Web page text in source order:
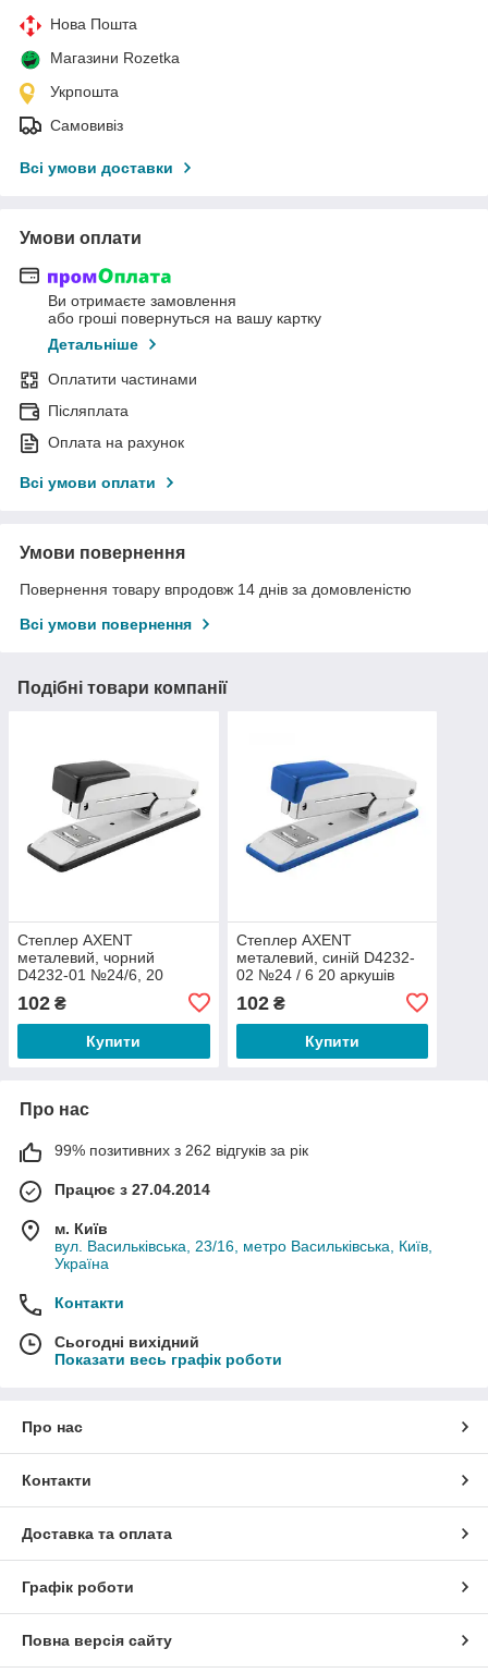
Нова Пошта
Магазини Rozetka
Укрпошта
Самовивіз
Всі умови доставки
Умови оплати
Ви отримаєте замовлення
або гроші повернуться на вашу картку
Детальніше
Оплатити частинами
Післяплата
Оплата на рахунок
Всі умови оплати
Умови повернення
Повернення товару впродовж 14 днів за домовленістю
Всі умови повернення
Подібні товари компанії
Степлер AXENT
металевий, чорний
D4232-01 №24/6, 20
102 ₴
Купити
Степлер AXENT
металевий, синій D4232-
02 №24 / 6 20 аркушів
102₴
Купити
Про нас
99% позитивних з 262 відгуків за рік
Працює з 27.04.2014
м. Київ
вул. Васильківська, 23/16, метро Васильківська, Київ,
Україна
Контакти
Сьогодні вихідний
Показати весь графік роботи
Про нас
Контакти
Доставка та оплата
Графік роботи
Повна версія сайту